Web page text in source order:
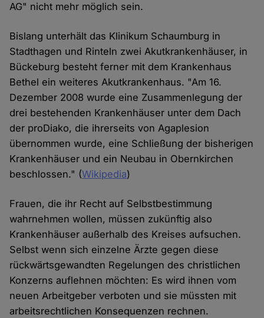
AG" nicht mehr möglich sein.
Bislang unterhält das Klinikum Schaumburg in
Stadthagen und Rinteln zwei Akutkrankenhäuser, in
Bückeburg besteht ferner mit dem Krankenhaus
Bethel ein weiteres Akutkrankenhaus. "Am 16.
Dezember 2008 wurde eine Zusammenlegung der
drei bestehenden Krankenhäuser unter dem Dach
der proDiako, die ihrerseits von Agaplesion
übernommen wurde, eine Schließung der bisherigen
Krankenhäuser und ein Neubau in Obernkirchen
beschlossen." (Wikipedia)
Frauen, die ihr Recht auf Selbstbestimmung
wahrnehmen wollen, müssen zukünftig also
Krankenhäuser außerhalb des Kreises aufsuchen.
Selbst wenn sich einzelne Ärzte gegen diese
rückwärtsgewandten Regelungen des christlichen
Konzerns auflehnen möchten: Es wird ihnen vom
neuen Arbeitgeber verboten und sie müssten mit
arbeitsrechtlichen Konsequenzen rechnen.